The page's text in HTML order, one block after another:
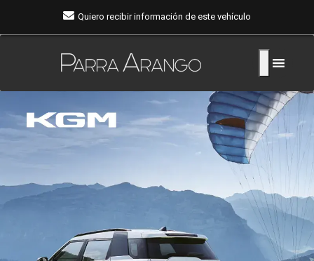
Quiero recibir información de este vehículo